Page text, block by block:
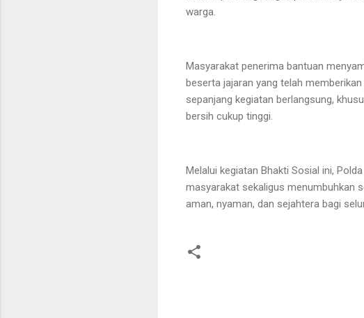
warga.
Masyarakat penerima bantuan
beserta jajaran yang telah
sepanjang kegiatan berlangsung,
bersih cukup tinggi.
Melalui kegiatan Bhakti Sosial ini,
masyarakat sekaligus menumbuhkan
aman, nyaman, dan sejahtera bagi